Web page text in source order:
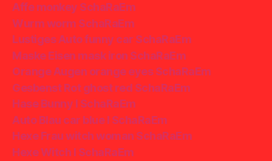
Affe monkey SchaRaEm
Wurm worm SchaRaEm
Lustiges Auto funny car SchaRaEm
Maske Eisen mask iron SchaRaEm
Orange Augen orange eyes SchaRaEm
Gesbenst Rot ghost red SchaRaEm
Hase Bunny I SchaRaEm
Auto Blau car blue I SchaRaEm
Hexe Frau witch woman SchaRaEm
Hexe Witch I SchaRaEm